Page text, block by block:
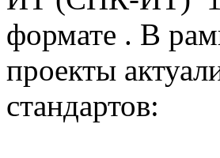
формате . В
проекты
стандартов: